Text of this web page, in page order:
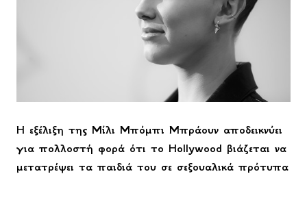
Η εξέλιξη της Μίλι Μπόμπι Μπράουν αποδεικνύει
για πολλοστή φορά ότι το Hollywood βιάζεται να
μετατρέψει τα παιδιά του σε σεξουαλικά πρότυπα